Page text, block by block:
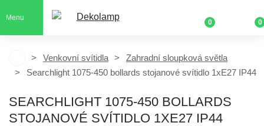
Menu
0 0
Venkovní svítidla
Zahradní sloupková světla
Searchlight 1075-450 bollards stojanové svítidlo 1xE27 IP44
SEARCHLIGHT 1075-450 BOLLARDS
STOJANOVÉ SVÍTIDLO 1XE27 IP44